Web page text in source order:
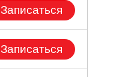
Записаться
Записаться